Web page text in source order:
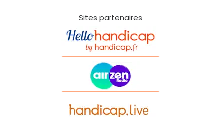
Sites partenaires